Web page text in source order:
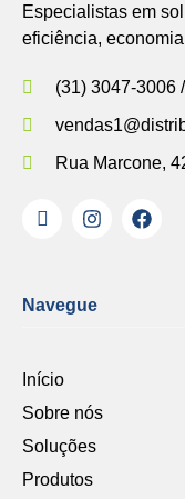
Especialistas em
eficiência,
(31) 3047-3006
Rua Marcone,
Navegue
Início
Sobre nós
Soluções
Produtos